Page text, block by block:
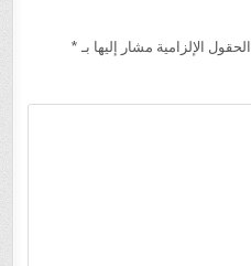
الحقول الإلزامية مشار إليها بـ *